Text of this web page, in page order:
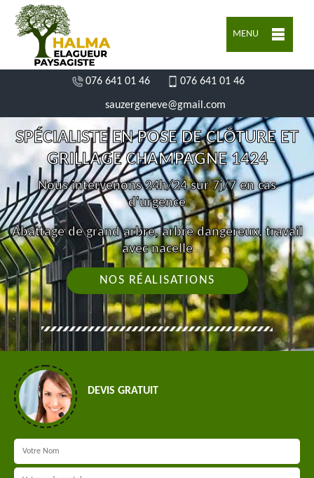
MENU
076 641 01 46 076 641 01 46
sauzergeneve@gmail.com
SPÉCIALISTE EN POSE DE CLÔTURE ET
GRILLAGE CHAMPAGNE 1424
Nous intervenons 24h/24 sur 7j/7 en cas
d'urgence
Abattage de grand arbre, arbre dangereux, travail
avec nacelle
NOS RÉALISATIONS
DEVIS GRATUIT